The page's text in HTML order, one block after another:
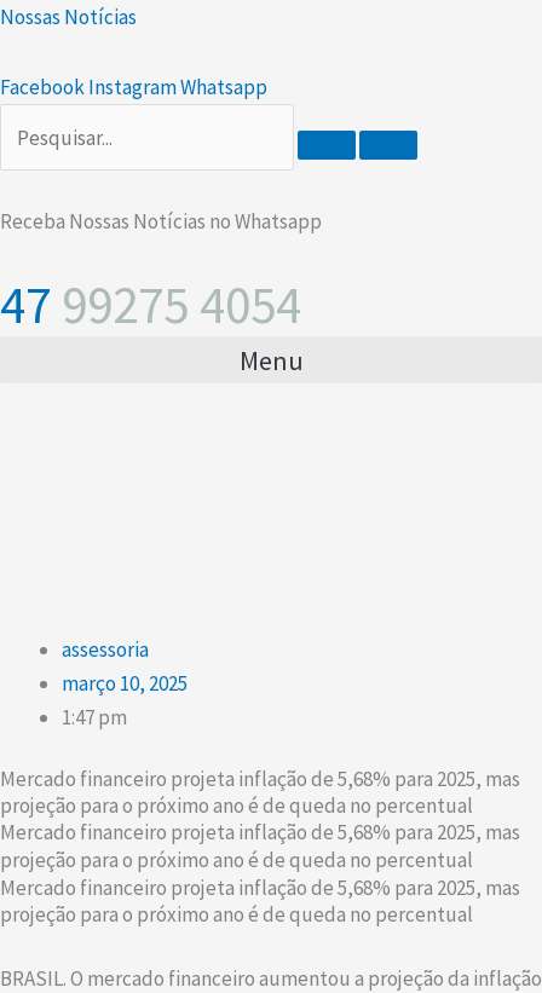
Ir
o
Nossas Notícias
FacebookInstagramWhatsapp
Receba Nossas Notícias no Whatsapp
47 99275 4054
Menu
assessoria
março 10, 2025
1:47 pm
Mercado financeiro projeta inflação de 5,68% para 2025, mas
projeção para o próximo ano é de queda no percentual
Mercado financeiro projeta inflação de 5,68% para 2025, mas
projeção para o próximo ano é de queda no percentual
Mercado financeiro projeta inflação de 5,68% para 2025, mas
projeção para o próximo ano é de queda no percentual
BRASIL. O mercado financeiro aumentou a projeção da inflação
Scroll